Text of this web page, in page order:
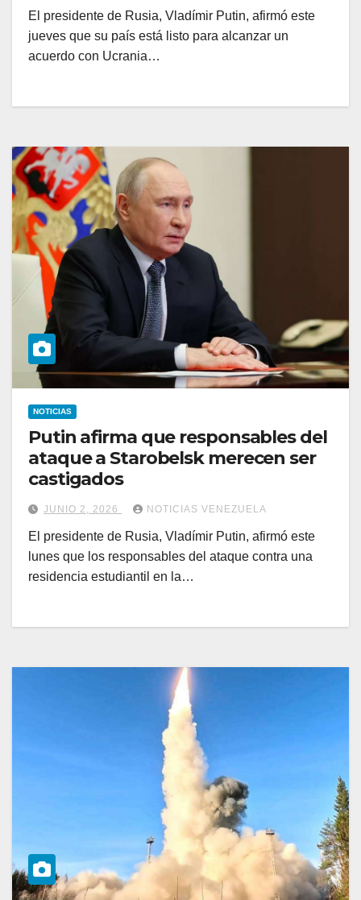
El presidente de Rusia, Vladímir Putin, afirmó este
jueves que su país está listo para alcanzar un
acuerdo con Ucrania…
NOTICIAS
Putin afirma que responsables del
ataque a Starobelsk merecen ser
castigados
JUNIO 2, 2026 NOTICIAS VENEZUELA
El presidente de Rusia, Vladímir Putin, afirmó este
lunes que los responsables del ataque contra una
residencia estudiantil en la…